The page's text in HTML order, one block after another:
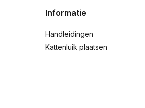
Informatie
Handleidingen
Kattenluik plaatsen